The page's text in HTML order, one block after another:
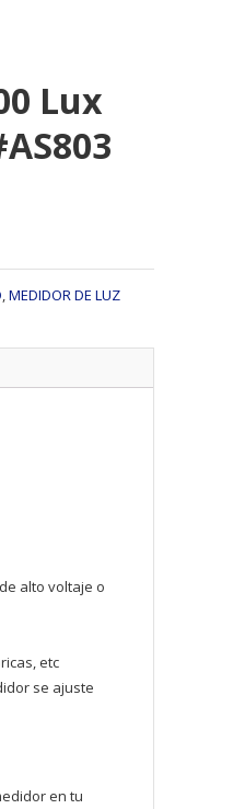
Lux
,MEDIDOR DE LUZ
alto voltaje o
etc
se ajuste
en tu